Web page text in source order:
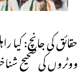
حقائق کی جانچ: کیا
ووٹروں کی صحیح